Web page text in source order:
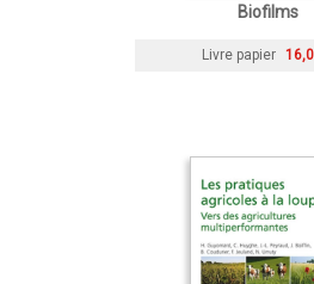
Biofilms
Livre papier